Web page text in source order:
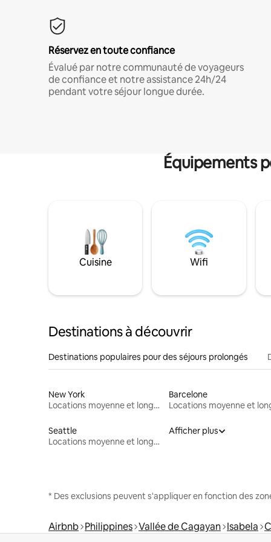
Réservez en toute confiance
Évalué par notre communauté de voyageurs
de confiance et notre assistance 24h/24
pendant votre séjour longue durée.
Équipements
Cuisine Wifi
Destinations à découvrir
Destinations populaires pour des séjours prolongés
New York
Locations moyenne et longue durée
Barcelone
Seattle
Locations moyenne et longue durée
Afficher plus
* Des exclusions peuvent s'appliquer en fonction des
Airbnb Philippines Vallée de Cagayan Isabela